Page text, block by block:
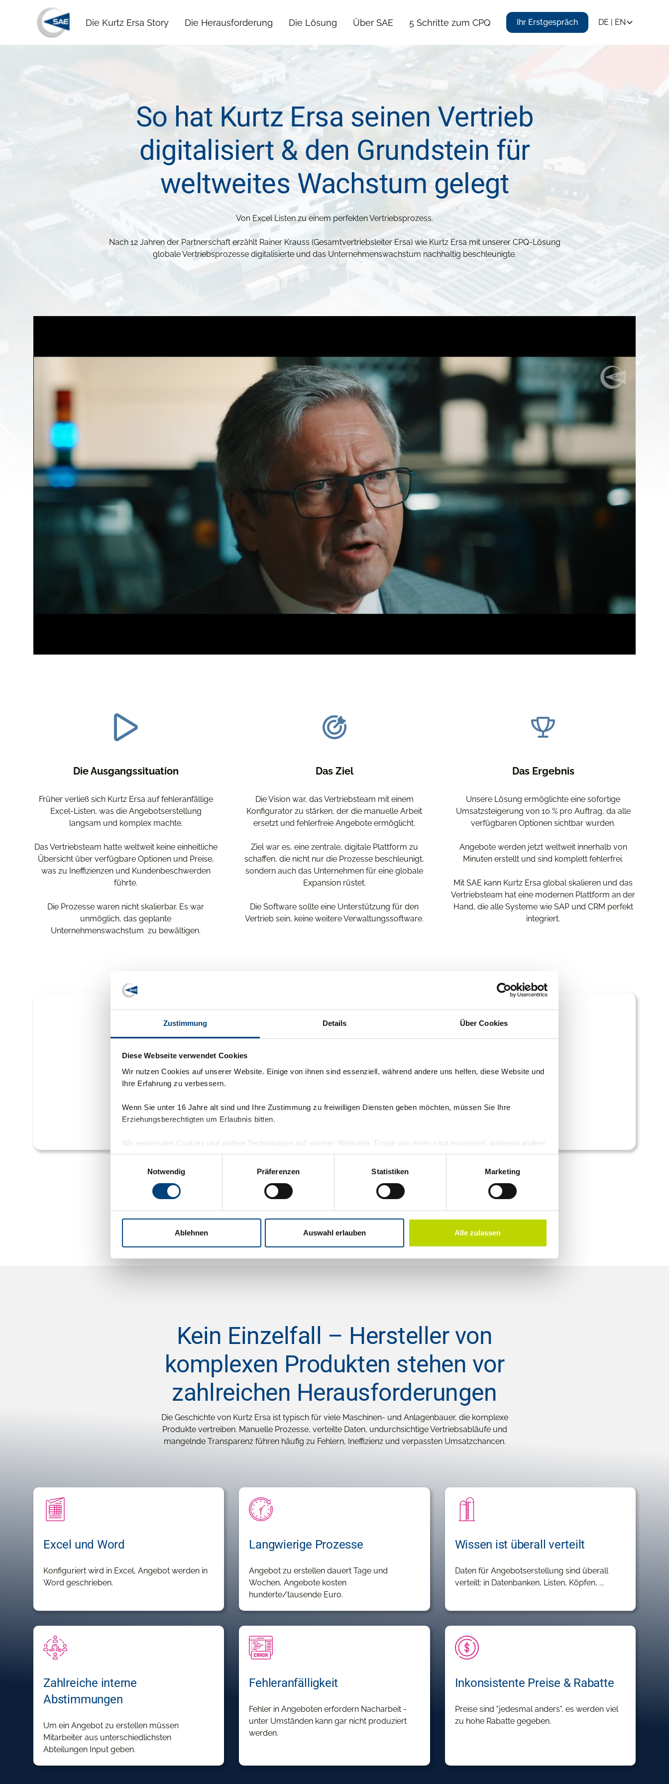
Zustimmung Details Über Cookies
Diese Webseite verwendet Cookies
Wir nutzen Cookies auf unserer Website. Einige von ihnen sind essenziell, während andere uns helfen, diese Website und
Ihre Erfahrung zu verbessern.
Wenn Sie unter 16 Jahre alt sind und Ihre Zustimmung zu freiwilligen Diensten geben möchten, müssen Sie Ihre
Erziehungsberechtigten um Erlaubnis bitten.
Wir verwenden Cookies und andere Technologien auf unserer Webseite. Einige von ihnen sind essenziell, während andere
uns helfen, diese Webseite und Ihre Erfahrung zu verbessern. Personenbezogene Daten können verarbeitet werden (z. B.
IP-Adressen), z. B. für personalisierte Anzeigen und Inhalte oder Anzeigen- und Inhaltsmessung. Weitere Informationen
Notwendig
Präferenzen Statistiken Marketing
Ablehnen Auswahl erlauben Alle zulassen
Die Kurtz Ersa Story Die Herausforderung Die Lösung Über SAE 5 Schritte zum CPQ Ihr Erstgespräch DE | EN
So hat Kurtz Ersa seinen Vertrieb
digitalisiert & den Grundstein für
weltweites Wachstum gelegt
Von Excel Listen zu einem perfekten Vertriebsprozess.
Nach 12 Jahren der Partnerschaft erzählt Rainer Krauss (Gesamtvertriebsleiter Ersa) wie Kurtz Ersa mit unserer CPQ-Lösung
globale Vertriebsprozesse digitalisierte und das Unternehmenswachstum nachhaltig beschleunigte.
Die Ausgangssituation
Früher verließ sich Kurtz Ersa auf fehleranfällige
Excel-Listen, was die Angebotserstellung
langsam und komplex machte.
Das Vertriebsteam hatte weltweit keine einheitliche
Übersicht über verfügbare Optionen und Preise,
was zu Ineffizienzen und Kundenbeschwerden
führte.
Die Prozesse waren nicht skalierbar. Es war
unmöglich, das geplante
Unternehmenswachstum zu bewältigen.
Das Ziel
Die Vision war, das Vertriebsteam mit einem
Konfigurator zu stärken, der die manuelle Arbeit
ersetzt und fehlerfreie Angebote ermöglicht.
Ziel war es, eine zentrale, digitale Plattform zu
schaffen, die nicht nur die Prozesse beschleunigt,
sondern auch das Unternehmen für eine globale
Expansion rüstet.
Die Software sollte eine Unterstützung für den
Vertrieb sein, keine weitere Verwaltungssoftware.
Das Ergebnis
Unsere Lösung ermöglichte eine sofortige
Umsatzsteigerung von 10 % pro Auftrag, da alle
verfügbaren Optionen sichtbar wurden.
Angebote werden jetzt weltweit innerhalb von
Minuten erstellt und sind komplett fehlerfrei.
Mit SAE kann Kurtz Ersa global skalieren und das
Vertriebsteam hat eine modernen Plattform an der
Hand, die alle Systeme wie SAP und CRM perfekt
integriert.
"Die Investition war es wert, anders hätten wir dieses
Wachstum im Unternehmen gar nicht bewältigen
können."
Rainer Krauss , Gesamtvertriebsleiter Ersa
Starten auch Sie noch heute Ihre Erfolgsstory
Kein Einzelfall – Hersteller von
komplexen Produkten stehen vor
zahlreichen Herausforderungen
Die Geschichte von Kurtz Ersa ist typisch für viele Maschinen- und Anlagenbauer, die komplexe
Produkte vertreiben. Manuelle Prozesse, verteilte Daten, undurchsichtige Vertriebsabläufe und
mangelnde Transparenz führen häufig zu Fehlern, Ineffizienz und verpassten Umsatzchancen.
Excel und Word
Konfiguriert wird in Excel, Angebot werden in
Word geschrieben.
Langwierige Prozesse
Angebot zu erstellen dauert Tage und
Wochen, Angebote kosten
hunderte/tausende Euro.
Wissen ist überall verteilt
Daten für Angebotserstellung sind überall
verteilt: in Datenbanken, Listen, Köpfen, ...
Zahlreiche interne
Abstimmungen
Um ein Angebot zu erstellen müssen
Mitarbeiter aus unterschiedlichsten
Abteilungen Input geben.
Fehleranfälligkeit
Fehler in Angeboten erfordern Nacharbeit -
unter Umständen kann gar nicht produziert
werden.
Inkonsistente Preise & Rabatte
Preise sind "jedesmal anders", es werden viel
zu hohe Rabatte gegeben.